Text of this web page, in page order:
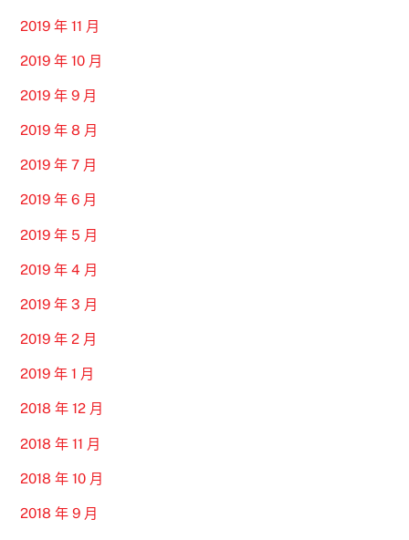
2019 年 11 月
2019 年 10 月
2019 年 9 月
2019 年 8 月
2019 年 7 月
2019 年 6 月
2019 年 5 月
2019 年 4 月
2019 年 3 月
2019 年 2 月
2019 年 1 月
2018 年 12 月
2018 年 11 月
2018 年 10 月
2018 年 9 月